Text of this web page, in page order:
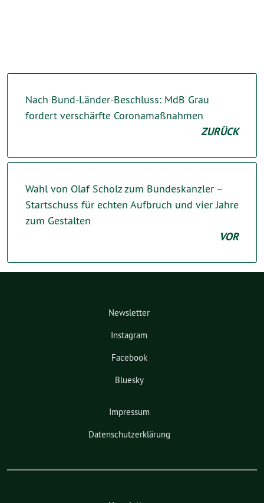
Nach Bund-Länder-Beschluss: MdB Grau
fordert verschärfte Coronamaßnahmen
ZURÜCK
Wahl von Olaf Scholz zum Bundeskanzler –
Startschuss für echten Aufbruch und vier Jahre
zum Gestalten
VOR
Newsletter
Instagram
Facebook
Bluesky
Impressum
Datenschutzerklärung